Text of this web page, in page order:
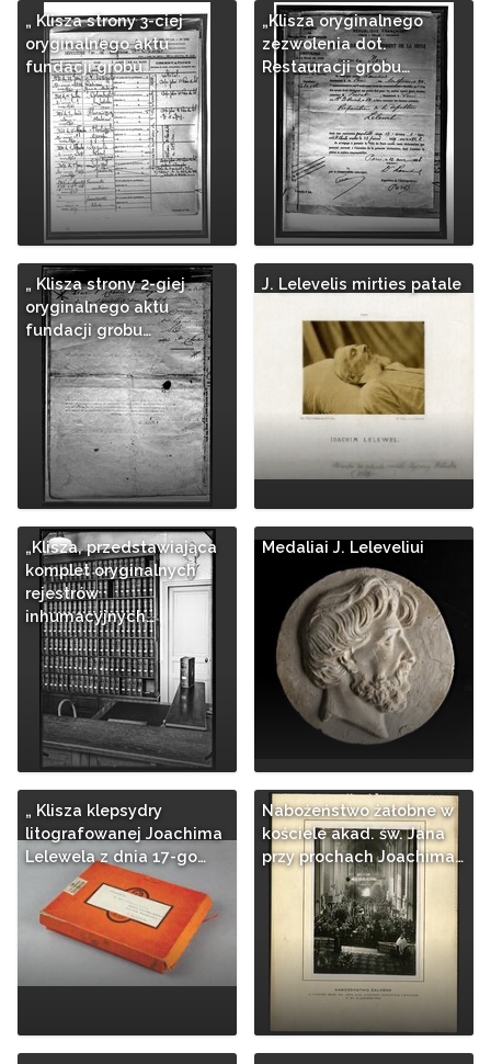
„ Klisza strony 3-ciej
oryginalnego aktu
fundacji grobu…
„Klisza oryginalnego
zezwolenia dot.
Restauracji grobu…
„ Klisza strony 2-giej
oryginalnego aktu
fundacji grobu…
J. Lelevelis mirties patale
„Klisza, przedstawiająca
komplet oryginalnych
rejestrów
inhumacyjnych…
Medaliai J. Leleveliui
„ Klisza klepsydry
litografowanej Joachima
Lelewela z dnia 17-go…
Nabożeństwo żałobne w
kościele akad. św. Jana
przy prochach Joachima…